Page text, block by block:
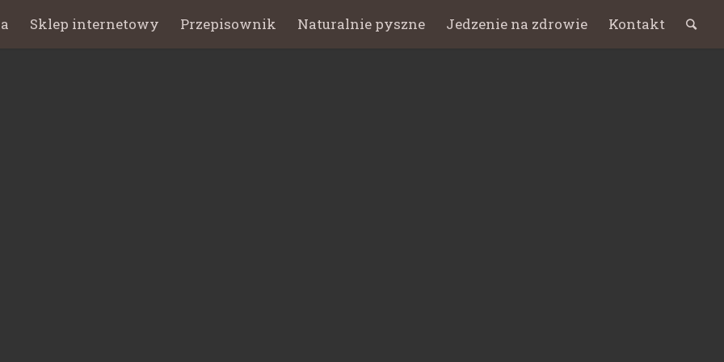
Sklep internetowy Przepisownik Naturalnie pyszne Jedzenie na zdrowie Kontakt